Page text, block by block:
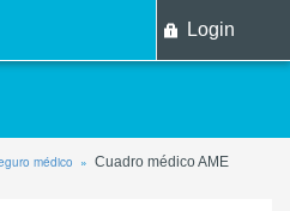
Login
médico
Cuadro médico AME